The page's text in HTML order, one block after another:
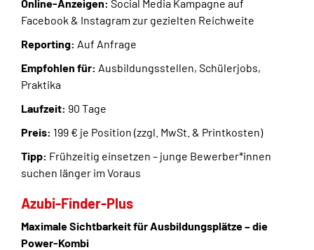
Online-Anzeigen: Social Media Kampagne auf
Facebook & Instagram zur gezielten Reichweite
Reporting: Auf Anfrage
Empfohlen für: Ausbildungsstellen, Schülerjobs,
Praktika
Laufzeit: 90 Tage
Preis: 199 € je Position (zzgl. MwSt. & Printkosten)
Tipp: Frühzeitig einsetzen – junge Bewerber*innen
suchen länger im Voraus
Azubi-Finder-Plus
Maximale Sichtbarkeit für Ausbildungsplätze – die
Power-Kombi